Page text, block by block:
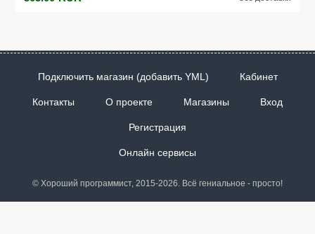
Батарейки в комплекте Нержавеющая сталь задней крышки
Подключить магазин (добавить YML) Кабинет
Контакты О проекте Магазины Вход
Регистрация
Онлайн сервисы
© Хороший программист, 2015-2026. Всё гениальное - просто!